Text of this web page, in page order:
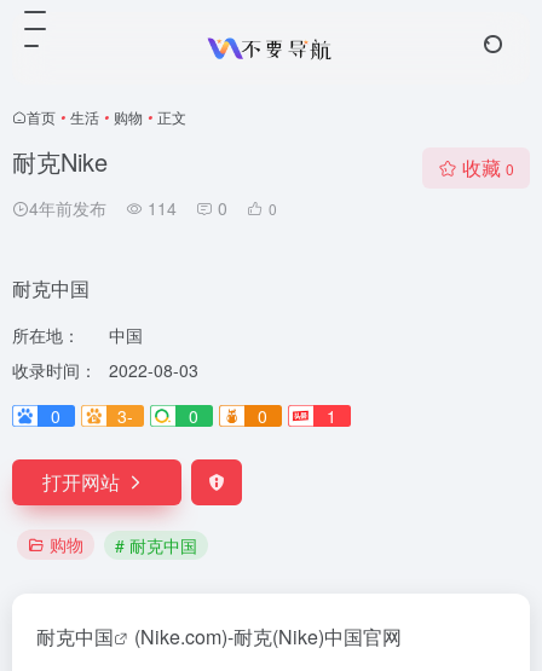
首页 • 生活 • 购物 • 正文
耐克Nike
4年前发布 114 0 0
收藏 0
耐克中国
所在地：
中国
收录时间：
2022-08-03
0
3- 0 0 1
打开网站
购物 # 耐克中国
耐克中国 (Nike.com)-耐克(Nike)中国官网